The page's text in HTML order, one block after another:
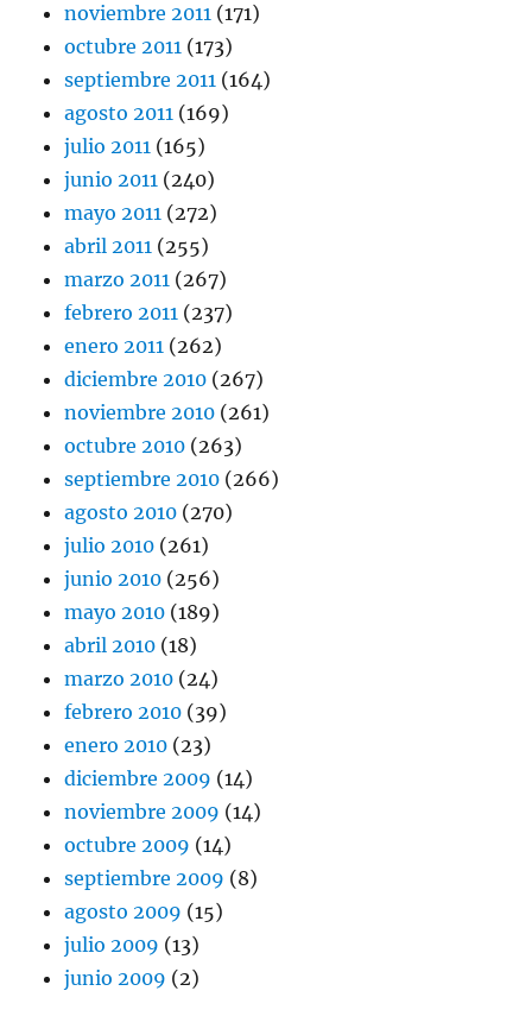
noviembre 2011 (171)
octubre 2011 (173)
septiembre 2011 (164)
agosto 2011 (169)
julio 2011 (165)
junio 2011 (240)
mayo 2011 (272)
abril 2011 (255)
marzo 2011 (267)
febrero 2011 (237)
enero 2011 (262)
diciembre 2010 (267)
noviembre 2010 (261)
octubre 2010 (263)
septiembre 2010 (266)
agosto 2010 (270)
julio 2010 (261)
junio 2010 (256)
mayo 2010 (189)
abril 2010 (18)
marzo 2010 (24)
febrero 2010 (39)
enero 2010 (23)
diciembre 2009 (14)
noviembre 2009 (14)
octubre 2009 (14)
septiembre 2009 (8)
agosto 2009 (15)
julio 2009 (13)
junio 2009 (2)